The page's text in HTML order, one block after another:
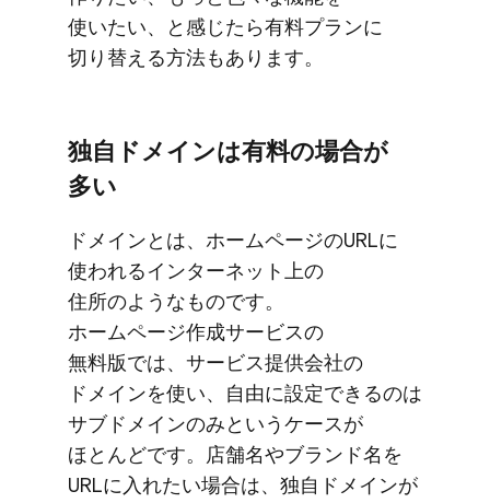
使いたい、と​感じたら​有料プランに​
切り替える​方​法も​あります。
独自ドメインは​有料の​場合が​
多い
ドメインとは、​ホームページの​URLに​
使われる​インターネット上の​
住所のような​ものです。​
ホームページ作成サービスの​
無料版では、​サービス提供会社の​
ドメインを​使い、​自由に​設定できるのは​
サブドメインのみと​いう​ケースが​
ほとんどです。​店舗名や​ブランド名を​
URLに​入れたい​場合は、​独自ドメインが​